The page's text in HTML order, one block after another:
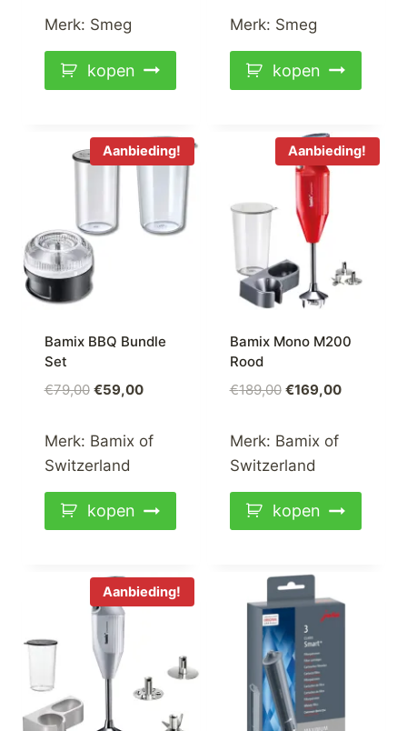
Merk: Smeg
kopen
Merk: Smeg
kopen
Aanbieding!
Bamix BBQ Bundle
Set
€79,00 Oorspronkelijke
was:
€59,00Huidige
is:
Merk: Bamix of
Switzerland
kopen
Aanbieding!
Bamix Mono M200
Rood
€189,00 Oorspronkelijke
was:
€169,00Huidige
Merk: Bamix of
Switzerland
kopen
Aanbieding!